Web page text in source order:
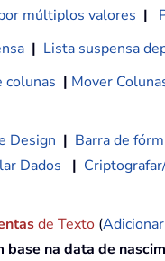
múltiplos valores |
| Lista suspensa
colunas | Mover
Design | Barra de
Dados |
de Texto (
base na data de